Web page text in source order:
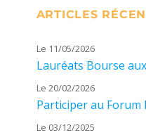
ARTICLES
Le 11/05/2026
Lauréats Bourse
Le 20/02/2026
Participer au Forum
Le 03/12/2025